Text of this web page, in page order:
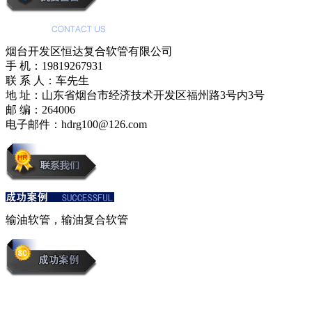
烟台开发区恒达复合软管有限公司
手 机：19819267931
联 系 人：车先生
地 址：山东省烟台市经济技术开发区福州路3号内3号
邮 编：264006
电子邮件：hdrg100@126.com
输油软管，输油复合软管